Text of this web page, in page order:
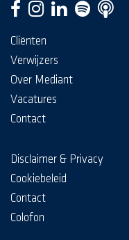
Cliënten
Verwijzers
Over Mediant
Vacatures
Contact
Disclaimer & Privacy
Cookiebeleid
Contact
Colofon